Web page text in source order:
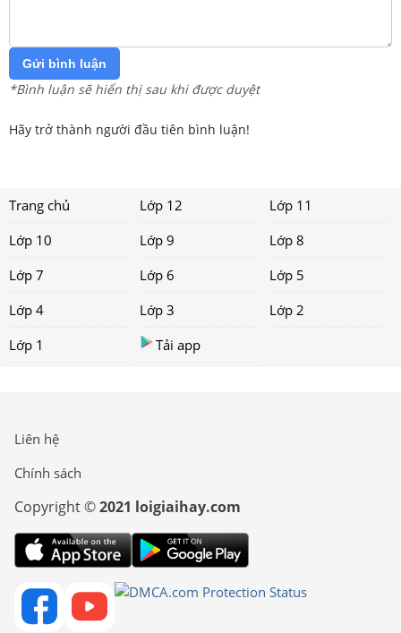
Gửi bình luận
*Bình luận sẽ hiển thị sau khi được duyệt
Hãy trở thành người đầu tiên bình luận!
Trang chủ Lớp 12
Lớp 11
Lớp 10
Lớp 9
Lớp 8
Lớp 7
Lớp 6
Lớp 5
Lớp 4
Lớp 3
Lớp 2
Lớp 1
Tải app
Liên hệ
Chính sách
Copyright ©2021 loigiaihay.com